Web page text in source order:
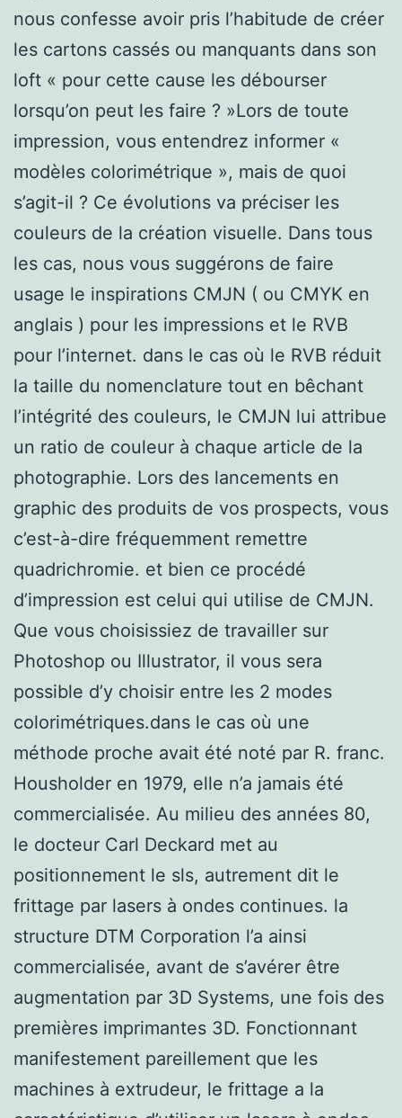
nous confesse avoir pris l’habitude de créer
les cartons cassés ou manquants dans son
loft « pour cette cause les débourser
lorsqu’on peut les faire ? »Lors de toute
impression, vous entendrez informer «
modèles colorimétrique », mais de quoi
s’agit-il ? Ce évolutions va préciser les
couleurs de la création visuelle. Dans tous
les cas, nous vous suggérons de faire
usage le inspirations CMJN ( ou CMYK en
anglais ) pour les impressions et le RVB
pour l’internet. dans le cas où le RVB réduit
la taille du nomenclature tout en bêchant
l’intégrité des couleurs, le CMJN lui attribue
un ratio de couleur à chaque article de la
photographie. Lors des lancements en
graphic des produits de vos prospects, vous
c’est-à-dire fréquemment remettre
quadrichromie. et bien ce procédé
d’impression est celui qui utilise de CMJN.
Que vous choisissiez de travailler sur
Photoshop ou Illustrator, il vous sera
possible d’y choisir entre les 2 modes
colorimétriques.dans le cas où une
méthode proche avait été noté par R. franc.
Housholder en 1979, elle n’a jamais été
commercialisée. Au milieu des années 80,
le docteur Carl Deckard met au
positionnement le sls, autrement dit le
frittage par lasers à ondes continues. la
structure DTM Corporation l’a ainsi
commercialisée, avant de s’avérer être
augmentation par 3D Systems, une fois des
premières imprimantes 3D. Fonctionnant
manifestement pareillement que les
machines à extrudeur, le frittage a la